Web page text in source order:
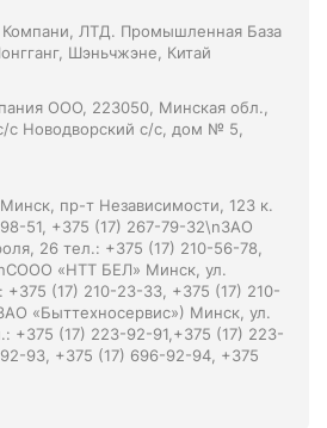
Компани, ЛТД. Промышленная База
Шэньчжэне, Китай
ООО, 223050, Минская обл.,
с Новодворский с/с, дом № 5,
пр-т Независимости, 123 к.
51, +375 (17) 267-79-32\nЗАО
26 тел.: +375 (17) 210-56-78,
«НТТ БЕЛ» Минск, ул.
+375 (17) 210-23-33, +375 (17) 210-
«Быттехносервис») Минск, ул.
+375 (17) 223-92-91,+375 (17) 223-
93, +375 (17) 696-92-94, +375